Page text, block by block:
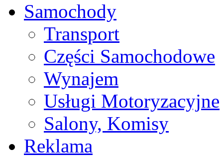
Samochody
Transport
Części Samochodowe
Wynajem
Usługi Motoryzacyjne
Salony, Komisy
Reklama